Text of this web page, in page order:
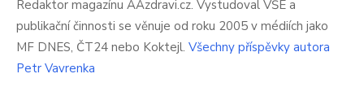
plynu
byly
výhodné
dříve.
Redaktor magazínu AAzdravi.cz. Vystudoval VŠE a
publikační činnosti se věnuje od roku 2005 v médiích jako
MF DNES, ČT24 nebo Koktejl. Všechny příspěvky autora
Petr Vavrenka